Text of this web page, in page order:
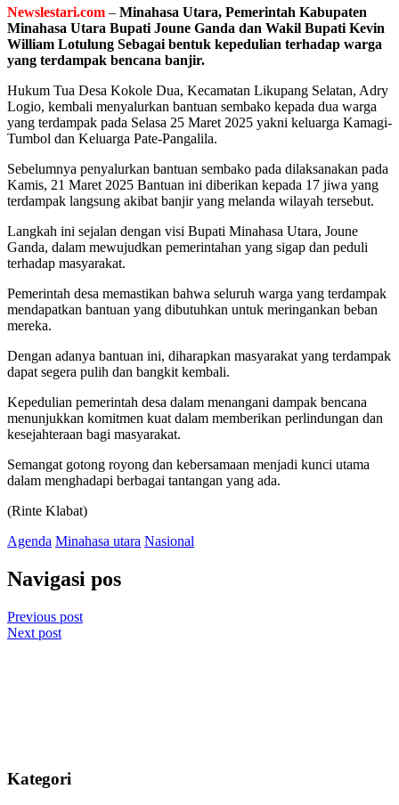
Newslestari.com – Minahasa Utara, Pemerintah Kabupaten
Minahasa Utara Bupati Joune Ganda dan Wakil Bupati Kevin
William Lotulung Sebagai bentuk kepedulian terhadap warga
yang terdampak bencana banjir.
Hukum Tua Desa Kokole Dua, Kecamatan Likupang Selatan, Adry
Logio, kembali menyalurkan bantuan sembako kepada dua warga
yang terdampak pada Selasa 25 Maret 2025 yakni keluarga Kamagi-
Tumbol dan Keluarga Pate-Pangalila.
Sebelumnya penyalurkan bantuan sembako pada dilaksanakan pada
Kamis, 21 Maret 2025 Bantuan ini diberikan kepada 17 jiwa yang
terdampak langsung akibat banjir yang melanda wilayah tersebut.
Langkah ini sejalan dengan visi Bupati Minahasa Utara, Joune
Ganda, dalam mewujudkan pemerintahan yang sigap dan peduli
terhadap masyarakat.
Pemerintah desa memastikan bahwa seluruh warga yang terdampak
mendapatkan bantuan yang dibutuhkan untuk meringankan beban
mereka.
Dengan adanya bantuan ini, diharapkan masyarakat yang terdampak
dapat segera pulih dan bangkit kembali.
Kepedulian pemerintah desa dalam menangani dampak bencana
menunjukkan komitmen kuat dalam memberikan perlindungan dan
kesejahteraan bagi masyarakat.
Semangat gotong royong dan kebersamaan menjadi kunci utama
dalam menghadapi berbagai tantangan yang ada.
(Rinte Klabat)
Agenda Minahasa utara Nasional
Navigasi pos
Previous post
Next post
Kategori